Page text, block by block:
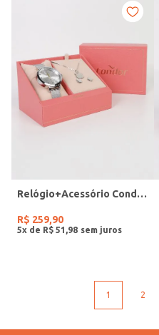
Relógio+Acessório Condor Feminino PRATA
R$ 259,90
5x de R$ 51 98
1 2